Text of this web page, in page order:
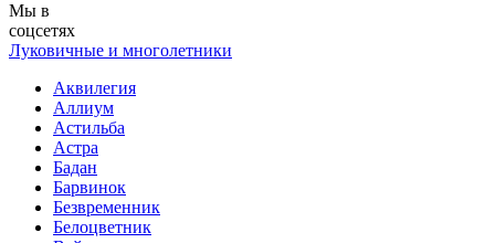
Мы в
соцсетях
Луковичные и многолетники
Аквилегия
Аллиум
Астильба
Астра
Бадан
Барвинок
Безвременник
Белоцветник